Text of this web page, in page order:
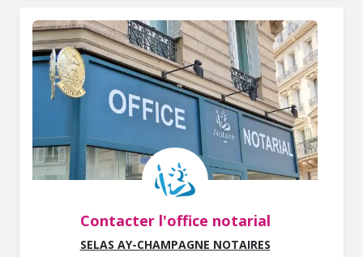
Contacter l'office notarial
SELAS AY-CHAMPAGNE NOTAIRES